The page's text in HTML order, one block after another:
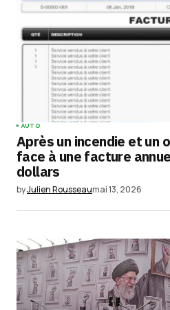
Your Name*
Your E-mail*
Enregistrer mon nom,
site dans le navigateur
Submit Comment
AUTO
Après un incendie et un
face à une facture
dollars
byJulien Rousseaumai 13, 2026